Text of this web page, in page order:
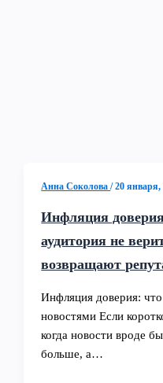
Анна Соколова/20 января,
Инфляция
аудитория не
возвращают
Инфляция доверия:
новостями Если
когда новости вроде
больше, а…